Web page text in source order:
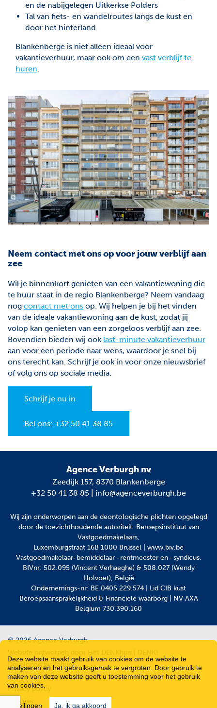
en de nabijgelegen Uitkerkse Polders
Tal van fiets- en wandelroutes langs de kust en
door het hinterland
Blankenberge is niet alleen ideaal voor
vakantieverhuur, maar ook om een vast verblijf te
huren.
Neem contact met ons op voor jouw verblijf aan
zee
Wil je binnenkort genieten van een vakantiewoning die
te huur staat in de regio Blankenberge? Neem vandaag
nog contact met ons op. Wij helpen je bij het vinden
van de ideale vakantiewoning aan de kust, zodat jij
volop kan genieten van een zorgeloos verblijf aan zee.
Bovendien bieden wij ook last-minute vakantieverhuur
aan voor een periode naar wens, waardoor je snel bij
ons terecht kan. Schrijf je ook in voor onze nieuwsbrief
of volg ons op sociale media.
Schrijf je nu in
Bel ons: +32 50 41 38 85
Agence Verburgh nv
Zeedijk 157, 8370 Blankenberge
+32 50 41 38 85
info@agenceverburgh.be
Wij zijn onderworpen aan de deontologische plichtenopgelegd
door de toezichthoudende autoriteit: Beroepsinstituut van
Vastgoedmakelaars,
Luxemburgstraat 16B 1000 Brussel | www.biv.be
Vastgoedmakelaar-bemiddelaar -rentmeester en -syndicus,
BIVnr: 502.095 (Vincent Verhaeghe) & 508.027 (Wendy
Holvoet), België
Ondernemings-nr: BE 0405.229.574 | Lid CIB kust
Beroepsaansprakelijkheid & Financiële waarborg | NV AXA
Belgium 730.390.160
© 2026 Agence Verburgh
Developed by Zabun
Algemene voorwaarden
Privacy policy
Deze website maakt gebruik van cookies om de website te
analyseren en het gebruiksgemak te vergroten. Door gebruik te
maken van deze website geeft u toestemming voor het gebruik
van cookies.
Instellingen Ja, ik ga akkoord